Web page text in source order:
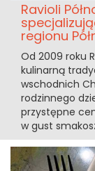
Ravioli
regionu
Od 2009 roku
kulinarną
wschodnich
rodzinnego
przystępne
w gust